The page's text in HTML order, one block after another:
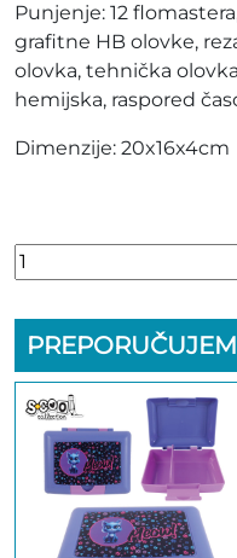
Punjenje: 12
grafitne HB olovke,
olovka, tehnička
hemijska, raspored
Dimenzije: 20x16x4cm